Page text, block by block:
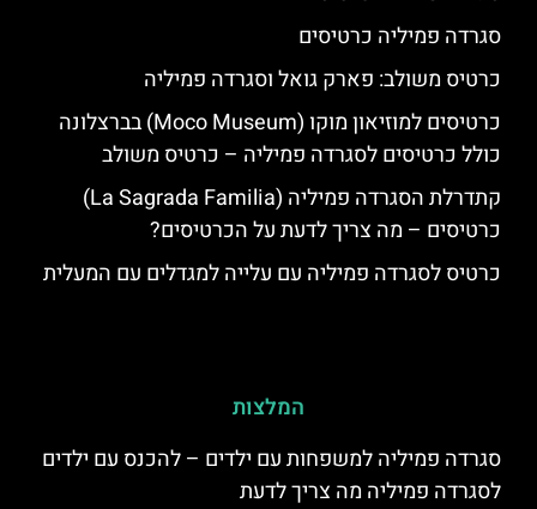
סגרדה פמיליה כרטיסים
כרטיס משולב: פארק גואל וסגרדה פמיליה
כרטיסים למוזיאון מוקו (Moco Museum) בברצלונה
כולל כרטיסים לסגרדה פמיליה – כרטיס משולב
קתדרלת הסגרדה פמיליה (La Sagrada Familia)
כרטיסים – מה צריך לדעת על הכרטיסים?
כרטיס לסגרדה פמיליה עם עלייה למגדלים עם המעלית
המלצות
סגרדה פמיליה למשפחות עם ילדים – להכנס עם ילדים
לסגרדה פמיליה מה צריך לדעת